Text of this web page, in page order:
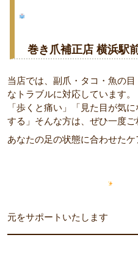
巻き爪補正店 横浜駅
当店では、副爪・タコ・魚の
なトラブルに対応しています。
「歩くと痛い」「見た目が気
する」そんな方は、ぜひ一度ご
あなたの足の状態に合わせた
元をサポートいたします